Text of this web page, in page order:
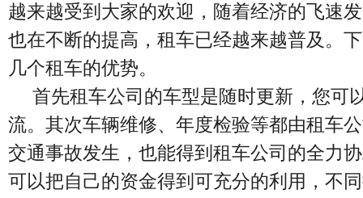
越来越受到大家的欢迎，随着经济的飞速
也在不断的提高，租车已经越来越普及。
几个租车的优势。
首先租车公司的车型是随时更新，您可
流。其次车辆维修、年度检验等都由租车
交通事故发生，也能得到租车公司的全力
可以把自己的资金得到可充分的利用，不